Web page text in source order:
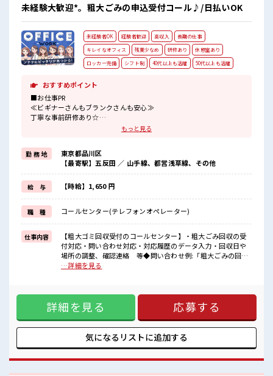
ありません！
未経験大歓迎*。粗大ごみの申込受付コール♪/日払いOK
未経験者OK 経験者歓迎 高収入
長期の仕事
キレイなオフィス
残業少なめ 研修あり
休憩室あり
ロッカー完備
シフト制 40代以上も活躍 50代以上も活躍
おすすめポイント
■お仕事PR
≪ビギナーさんもブランクさんも安心≫
丁寧な事前研修あり☆
ブランクがあっても大丈夫♪
経験はちょっとだけ…という方もOK！
≪プライベートが充実する≫
場合によってはお願いすることもありますが、
残業はほとんどナシ！
≪様々なお仕事をご提案≫
一人で悩まず気軽に相談できる、
派遣のお仕事です！
■職場の雰囲気
休憩室で楽しくおしゃべり！
ストレス解消☆
職場にはロッカー完備！
高収入もバッチリ目指せますよ！
もっと見る
勤 務 地
東京都品川区
【最寄駅】五反田 ／ 山手線、都営浅草線、その他
給 与 【時給】1,650 円
職 種 コールセンター(テレフォンオペレーター)
仕事内容
【粗大ゴミ回収受付のコールセンター】・粗大ごみ回収の受
付対応・問い合わせ対応・対応履歴のデータ入力・回収日や
場所の調整、確認連絡 等◆問い合わせ例:「粗大ごみの回収
をしてほしい」「捨てられるものか確認したい？」「値段は
れまでの経験を活かしませんか？ ブランクがあっても大丈夫
♪ 経験はちょっとだけ…という方もOK！ ≪プライベートが
充実する≫ 場合によってはお願いすることもありますが、 残
業はほとんどナシ！ ≪様々なお仕事をご提案≫ 一人で悩まず
気軽に相談できる、 派遣のお仕事です！ ■職場の雰囲気 休憩
室で楽しくおしゃべり！ ストレス解消☆ 職場にはロッカー完
ありません！ 高収入もバッチリ目指せますよ！
…詳細を見る
詳細を見る 応募する
気になるリストに追加する